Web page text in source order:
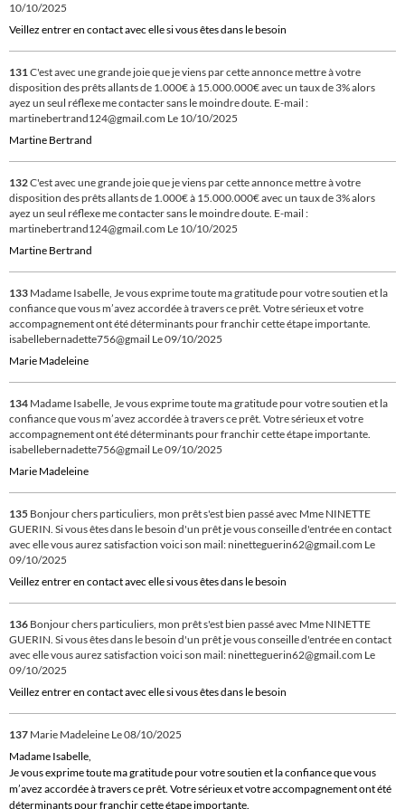
10/10/2025
Veillez entrer en contact avec elle si vous êtes dans le besoin
131C'est avec une grande joie que je viens par cette annonce mettre à votre
disposition des prêts allants de 1.000€ à 15.000.000€ avec un taux de 3% alors
ayez un seul réflexe me contacter sans le moindre doute. E-mail :
martinebertrand124@gmail.com Le 10/10/2025
Martine Bertrand
132C'est avec une grande joie que je viens par cette annonce mettre à votre
disposition des prêts allants de 1.000€ à 15.000.000€ avec un taux de 3% alors
ayez un seul réflexe me contacter sans le moindre doute. E-mail :
martinebertrand124@gmail.com Le 10/10/2025
Martine Bertrand
133 Madame Isabelle, Je vous exprime toute ma gratitude pour votre soutien et la
confiance que vous m’avez accordée à travers ce prêt. Votre sérieux et votre
accompagnement ont été déterminants pour franchir cette étape importante.
isabellebernadette756@gmail Le 09/10/2025
Marie Madeleine
134 Madame Isabelle, Je vous exprime toute ma gratitude pour votre soutien et la
confiance que vous m’avez accordée à travers ce prêt. Votre sérieux et votre
accompagnement ont été déterminants pour franchir cette étape importante.
isabellebernadette756@gmail Le 09/10/2025
Marie Madeleine
135 Bonjour chers particuliers, mon prêt s'est bien passé avec Mme NINETTE
GUERIN. Si vous êtes dans le besoin d'un prêt je vous conseille d'entrée en contact
avec elle vous aurez satisfaction voici son mail: ninetteguerin62@gmail.com Le
09/10/2025
Veillez entrer en contact avec elle si vous êtes dans le besoin
136 Bonjour chers particuliers, mon prêt s'est bien passé avec Mme NINETTE
GUERIN. Si vous êtes dans le besoin d'un prêt je vous conseille d'entrée en contact
avec elle vous aurez satisfaction voici son mail: ninetteguerin62@gmail.com Le
09/10/2025
Veillez entrer en contact avec elle si vous êtes dans le besoin
137 Marie Madeleine Le 08/10/2025
Madame Isabelle,
Je vous exprime toute ma gratitude pour votre soutien et la confiance que vous
m’avez accordée à travers ce prêt. Votre sérieux et votre accompagnement ont été
déterminants pour franchir cette étape importante.